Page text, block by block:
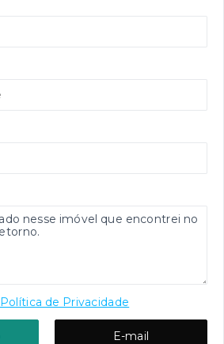
Política de Privacidade
E-mail